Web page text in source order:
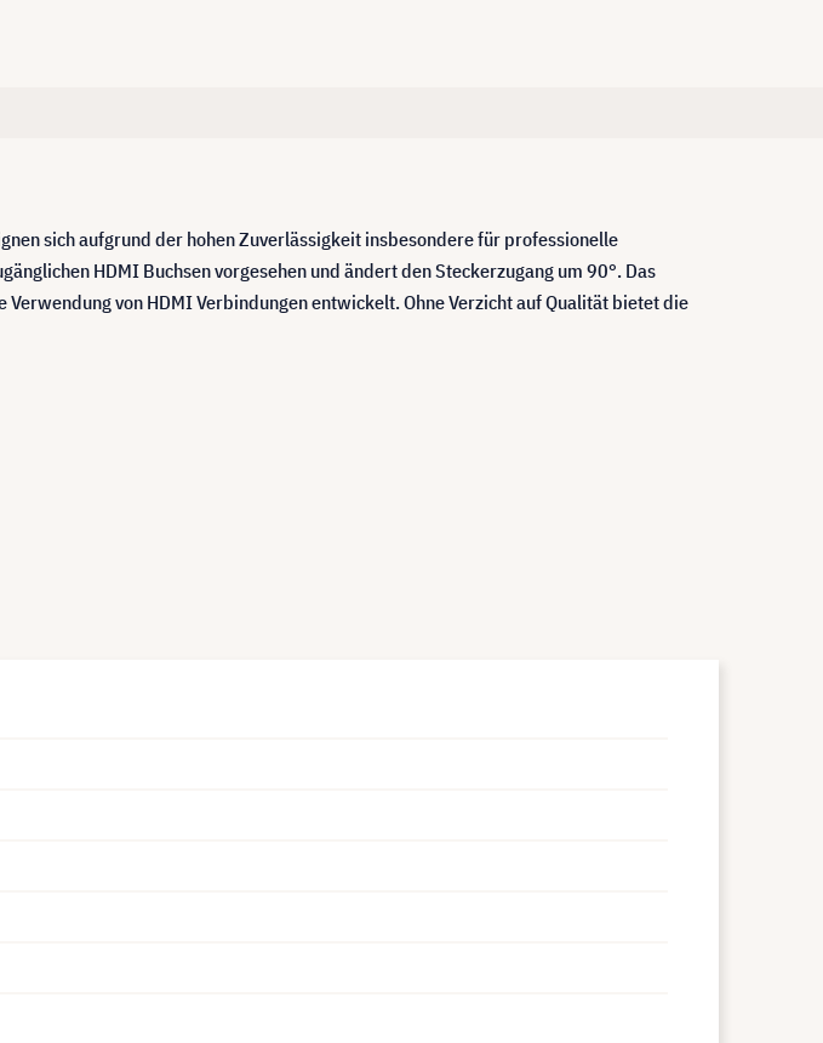
sich aufgrund der hohen Zuverlässigkeit insbesondere für professionelle
HDMI Buchsen vorgesehen und ändert den Steckerzugang um 90°. Das
von HDMI Verbindungen entwickelt. Ohne Verzicht auf Qualität bietet die